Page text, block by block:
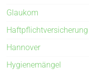
Glaukom
Haftpflichtversicherung
Hannover
Hygienemängel